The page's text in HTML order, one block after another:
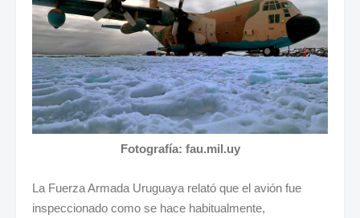
Fotografía: fau.mil.uy
La Fuerza Armada Uruguaya relató que el avión fue
inspeccionado como se hace habitualmente,